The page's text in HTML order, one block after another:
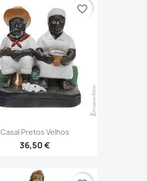
Casal Pretos Velhos
36,50 €
favorite_border